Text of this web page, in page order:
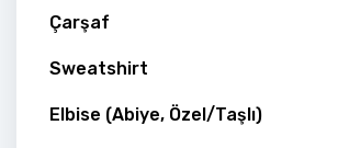
Çarşaf
Sweatshirt
Elbise (Abiye, Özel/Taşlı)